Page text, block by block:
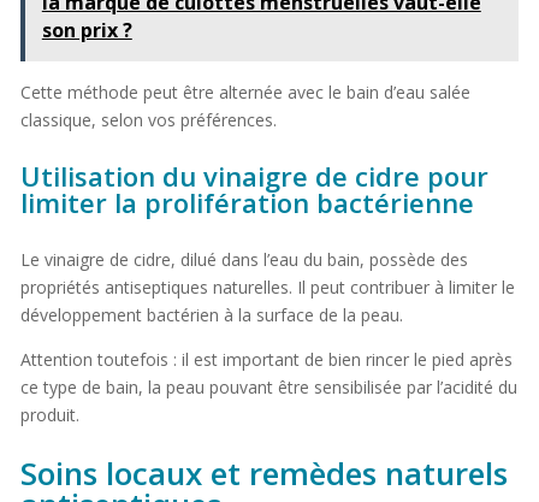
son prix ?
Cette méthode peut être alternée avec le bain d’eau salée
classique, selon vos préférences.
Utilisation du vinaigre de cidre pour
limiter la prolifération bactérienne
Le vinaigre de cidre, dilué dans l’eau du bain, possède des
propriétés antiseptiques naturelles. Il peut contribuer à limiter le
développement bactérien à la surface de la peau.
Attention toutefois : il est important de bien rincer le pied après
ce type de bain, la peau pouvant être sensibilisée par l’acidité du
produit.
Soins locaux et remèdes naturels